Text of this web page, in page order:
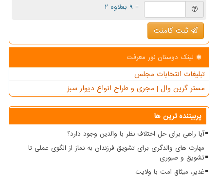
= ۹ بعلاوه ۲
ثبت کامنت
لینک دوستان نور معرفت
تبلیغات انتخابات مجلس
مستر گرین وال | مجری و طراح انواع دیوار سبز
پربیننده ترین ها
آیا راهی برای حل اختلاف نظر با والدین وجود دارد؟
مهارت های والدگری برای تشویق فرزندان به نماز از الگوی عملی تا
تشویق و صبوری
غدیر، میثاق امت با ولایت